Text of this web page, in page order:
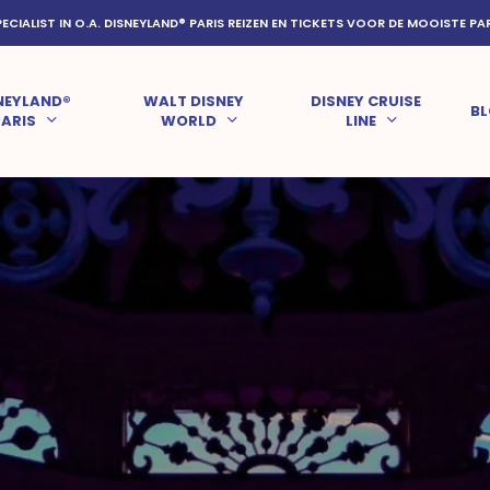
IN O.A. DISNEYLAND® PARIS REIZEN EN TICKETS VOOR DE MOOISTE
WALT DISNEY
WORLD
DISNEY CRUISE
LINE